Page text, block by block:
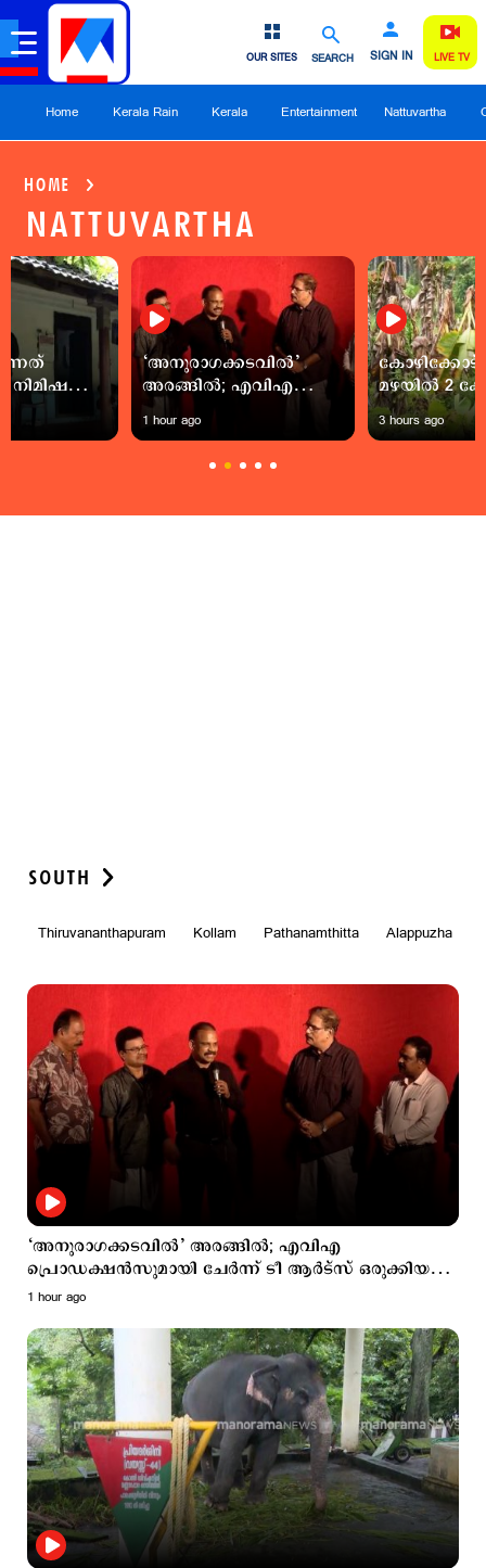
SEARCH SIGN IN
OUR SITES LIVE TV
Home Kerala Rain Kerala Entertainment Nattuvartha
HOME
NATTUVARTHA
നിമിഷവും
‘അനുരാഗക്കടവില്‍’
അരങ്ങില്‍; എവിഎ
ചേര്‍ന്ന് ടീ ആര്‍ട്സ്
1 hour ago
മഴയിൽ 2
കൃഷിനാശം;
ഓണവിപണി
3 hours ago
SOUTH
Thiruvananthapuram Kollam Pathanamthitta Alappuzha
‘അനുരാഗക്കടവില്‍’ അരങ്ങില്‍; എവിഎ
പ്രൊഡക്ഷന്‍സുമായി ചേര്‍ന്ന് ടീ ആര്‍ട്സ് ഒരുക്കിയ
നാടകം
1 hour ago